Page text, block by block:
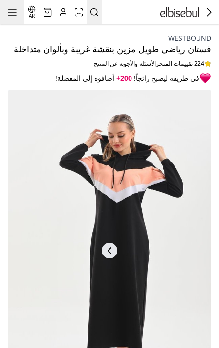
AR
WESTBOUND
فستان رياضي طويل مزين بنقشة غريبة وبألوان متداخلة
224 تقييمات المتجر الأسئلة والأجوبة عن المنتج
في طريقه ليصبح رائجاً! 200+ أضافوه إلى المفضلة!